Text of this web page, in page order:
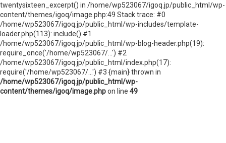
twentysixteen_excerpt() in /home/wp523067/igoq.jp/public_html/wp-
content/themes/igoq/image.php:49 Stack trace: #0
/home/wp523067/igoq.jp/public_html/wp-includes/template-
loader.php(113): include() #1
/home/wp523067/igoq.jp/public_html/wp-blog-header.php(19):
require_once('/home/wp523067/...') #2
/home/wp523067/igoq.jp/public_html/index.php(17):
require('/home/wp523067/...') #3 {main} thrown in
/home/wp523067/igoq.jp/public_html/wp-
content/themes/igoq/image.phpon line 49